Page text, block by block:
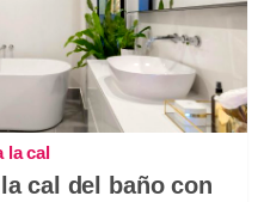
la cal
cal del baño con